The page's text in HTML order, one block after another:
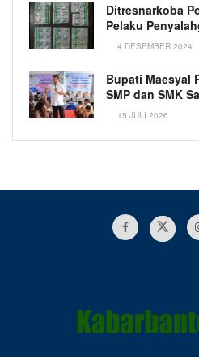
Ditresnarkoba
Pelaku
4 DESEMBER 2024
Bupati Maesyal
SMP dan SMK
15 JULI 2026